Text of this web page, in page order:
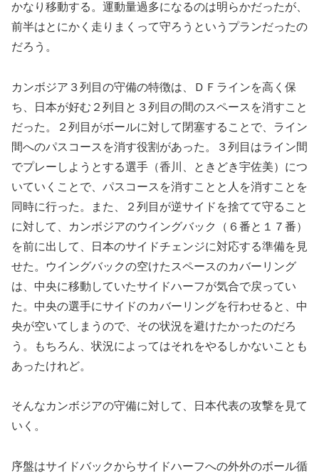
かなり移動する。運動量過多になるのは明らかだったが、
前半はとにかく走りまくって守ろうというプランだったの
だろう。
カンボジア３列目の守備の特徴は、ＤＦラインを高く保
ち、日本が好む２列目と３列目の間のスペースを消すこと
だった。２列目がボールに対して閉塞することで、ライン
間へのパスコースを消す役割があった。３列目はライン間
でプレーしようとする選手（香川、ときどき宇佐美）につ
いていくことで、パスコースを消すことと人を消すことを
同時に行った。また、２列目が逆サイドを捨てて守ること
に対して、カンボジアのウイングバック（６番と１７番）
を前に出して、日本のサイドチェンジに対応する準備を見
せた。ウイングバックの空けたスペースのカバーリング
は、中央に移動していたサイドハーフが気合で戻ってい
た。中央の選手にサイドのカバーリングを行わせると、中
央が空いてしまうので、その状況を避けたかったのだろ
う。もちろん、状況によってはそれをやるしかないことも
あったけれど。
そんなカンボジアの守備に対して、日本代表の攻撃を見て
いく。
序盤はサイドバックからサイドハーフへの外外のボール循